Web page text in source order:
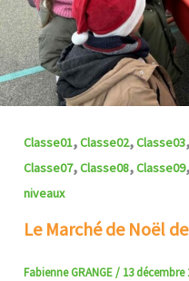
Classe01,Classe02,Classe03,
Classe07,Classe08,Classe09,
niveaux
Le Marché de Noël
Fabienne GRANGE/ 13 décembre